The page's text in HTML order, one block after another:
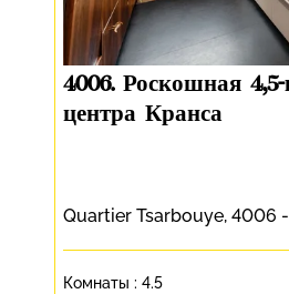
4006. Роскошная
центра Кранса
Quartier Tsarbouye, 4006
Комнаты : 4.5